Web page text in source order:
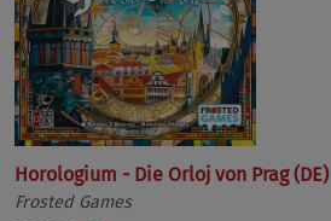
Horologium - Die Orloj von Prag (DE)
Frosted Games